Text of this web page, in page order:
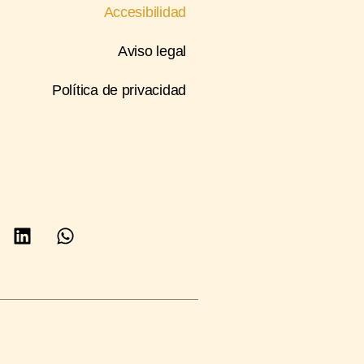
Accesibilidad
Aviso legal
Política de privacidad